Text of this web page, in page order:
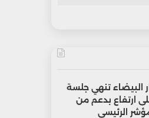
البيضاء تنهي جلسة
ارتفاع بدعم من
الرئيسي